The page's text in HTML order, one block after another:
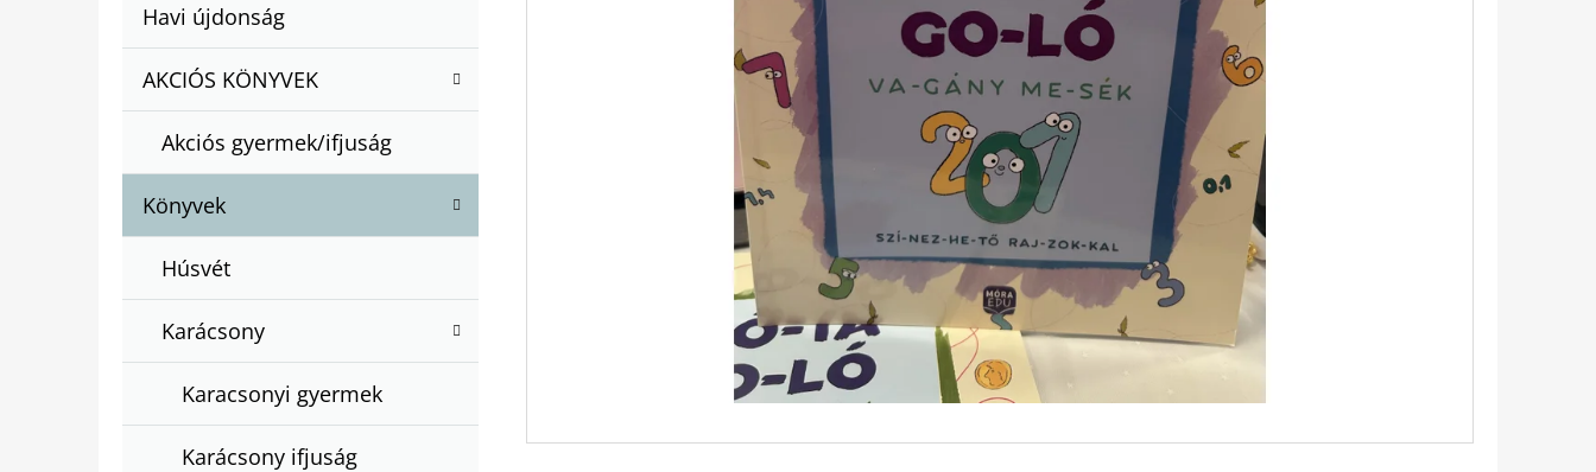
Nátugrása
T
G
R
Á
Havi újdonság
AKCIÓS KÖNYVEK
Akciós gyermek/ifjuság
Könyvek
Húsvét
Karácsony
Karacsonyi gyermek
Karácsony ifjuság
BARTOS ERIKA : BOGYÓ ÉS BABÓCA
€12,50
FELFESLŐ KIRÁLYSÁG TAHEREH MAFI
EMILY IN PARIS - EMILY PÁRIZSBAN 2. -
KARTONÁLT CATHERINE KALENGULA
€10,90